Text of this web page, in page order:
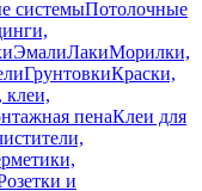
системыПотолочные
ЭмалиЛакиМорилки,
ГрунтовкиКраски,
пенаКлеи для
и